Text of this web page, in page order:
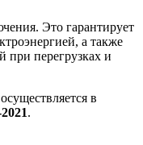
Это гарантирует
а также
при перегрузках и
осуществляется в
.